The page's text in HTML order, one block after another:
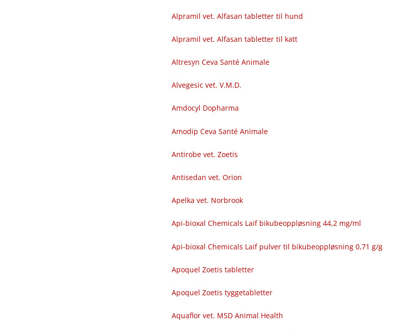
Alpramil vet. Alfasan tabletter til hund
Alpramil vet. Alfasan tabletter til katt
Altresyn Ceva Santé Animale
Alvegesic vet. V.M.D.
Amdocyl Dopharma
Amodip Ceva Santé Animale
Antirobe vet. Zoetis
Antisedan vet. Orion
Apelka vet. Norbrook
Api-bioxal Chemicals Laif bikubeoppløsning 44,2 mg/ml
Api-bioxal Chemicals Laif pulver til bikubeoppløsning 0,71 g/g
Apoquel Zoetis tabletter
Apoquel Zoetis tyggetabletter
Aquaflor vet. MSD Animal Health